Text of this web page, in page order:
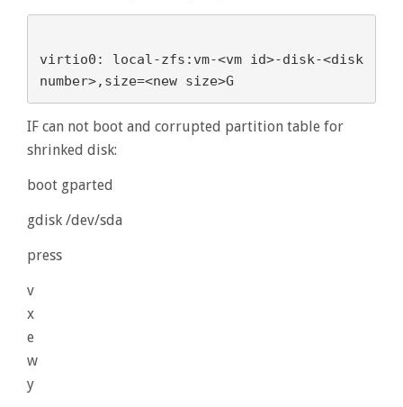
virtio0: local-zfs:vm-<vm id>-disk-<disk
IF can not boot and corrupted partition table for
shrinked disk:
boot gparted
gdisk /dev/sda
press
v
x
e
w
y